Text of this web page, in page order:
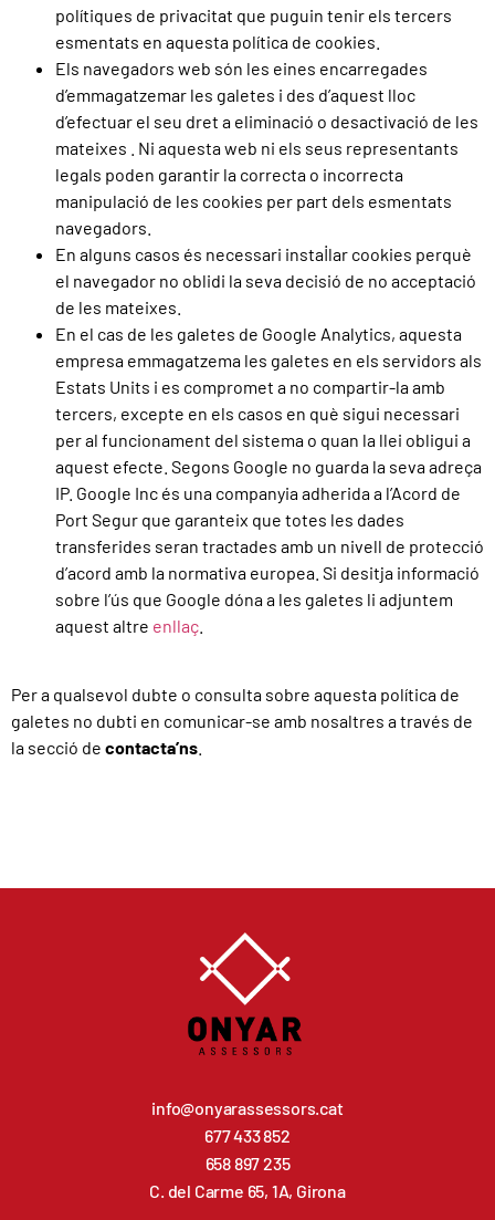
polítiques de privacitat que puguin tenir els tercers
esmentats en aquesta política de cookies.
Els navegadors web són les eines encarregades
d’emmagatzemar les galetes i des d’aquest lloc
d’efectuar el seu dret a eliminació o desactivació de les
mateixes . Ni aquesta web ni els seus representants
legals poden garantir la correcta o incorrecta
manipulació de les cookies per part dels esmentats
navegadors.
En alguns casos és necessari instal·lar cookies perquè
el navegador no oblidi la seva decisió de no acceptació
de les mateixes.
En el cas de les galetes de Google Analytics, aquesta
empresa emmagatzema les galetes en els servidors als
Estats Units i es compromet a no compartir-la amb
tercers, excepte en els casos en què sigui necessari
per al funcionament del sistema o quan la llei obligui a
aquest efecte. Segons Google no guarda la seva adreça
IP. Google Inc és una companyia adherida a l’Acord de
Port Segur que garanteix que totes les dades
transferides seran tractades amb un nivell de protecció
d’acord amb la normativa europea. Si desitja informació
sobre l’ús que Google dóna a les galetes li adjuntem
aquest altre enllaç
Per a qualsevol dubte o consulta sobre aquesta política de
galetes no dubti en comunicar-se amb nosaltres a través de
la secció de contacta’ns
info@onyarassessors.cat
677 433 852
658 897 235
C. del Carme 65, 1A, Girona